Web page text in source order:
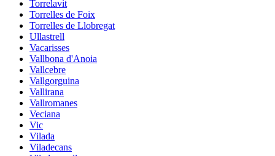
Torrelavit
Torrelles de Foix
Torrelles de Llobregat
Ullastrell
Vacarisses
Vallbona d'Anoia
Vallcebre
Vallgorguina
Vallirana
Vallromanes
Veciana
Vic
Vilada
Viladecans